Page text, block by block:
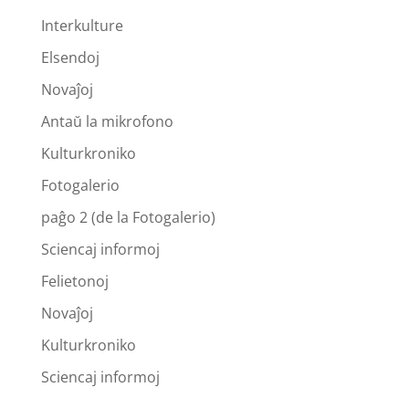
Interkulture
Elsendoj
Novaĵoj
Antaŭ la mikrofono
Kulturkroniko
Fotogalerio
paĝo 2 (de la Fotogalerio)
Sciencaj informoj
Felietonoj
Novaĵoj
Kulturkroniko
Sciencaj informoj